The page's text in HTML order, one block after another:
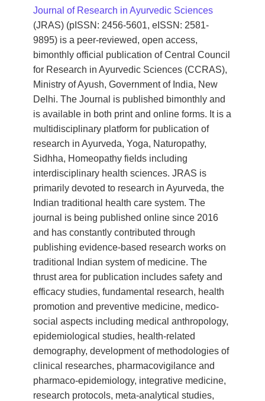
​​Journal of Research in Ayurvedic Sciences
(JRAS) (pISSN: 2456-5601, eISSN: 2581-
9895) is a peer-reviewed, open access,
bimonthly official publication of Central Council
for Research in Ayurvedic Sciences (CCRAS),
Ministry of Ayush, Government of India, New
Delhi. The Journal is published bimonthly​ and
is available in both print and online forms. It is a
multidisciplinary platform for publication of
research in Ayurveda, Yoga, Naturopathy,
Sidhha, Homeopathy fields including
interdisciplinary health sciences. JRAS is
primarily devoted to research in Ayurveda, the
Indian traditional health care system. The
journal is being published online since 2016
and has constantly contributed through
publishing evidence-based research works on
traditional Indian system of medicine. The
thrust area for publication includes safety and
efficacy studies, fundamental research, health
promotion and preventive medicine, medico-
social aspects including medical anthropology,
epidemiological studies, health-related
demography, development of methodologies of
clinical researches, pharmacovigilance and
pharmaco-epidemiology, integrative medicine,
research protocols, meta-analytical studies,